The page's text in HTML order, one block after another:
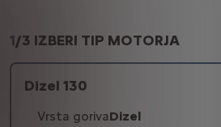
1/3 IZBERI TIP MOTORJA
Dizel 130
Vrsta gorivaDizel